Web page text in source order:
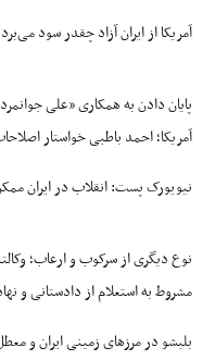
آمریکا از ایران آزاد چقدر سود
پایان دادن به همکاری «علی
آمریکا؛ احمد باطبی خواستار
نیویورک پست: انقلاب در ایران
نوع دیگری از سرکوب و ارعاب؛
مشروط به استعلام از دادستانی و
بلبشو در مرزهای زمینی ایران و